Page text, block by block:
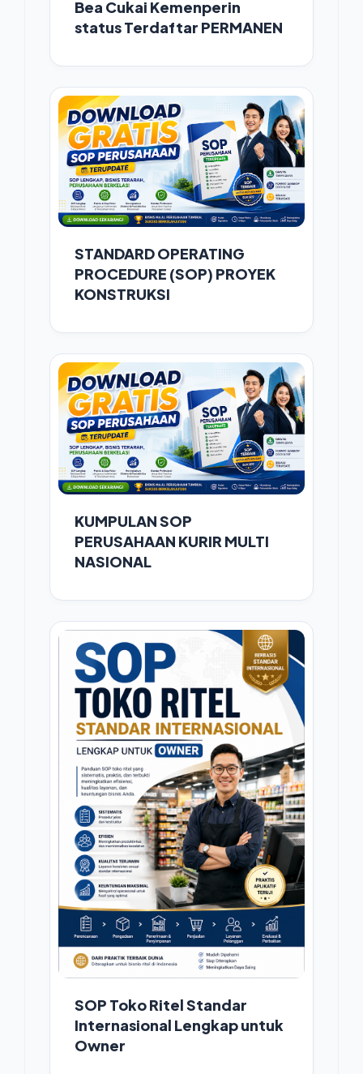
Bea Cukai Kemenperin
status Terdaftar PERMANEN
STANDARD OPERATING
PROCEDURE (SOP) PROYEK
KONSTRUKSI
KUMPULAN SOP
PERUSAHAAN KURIR MULTI
NASIONAL
SOP Toko Ritel Standar
Internasional Lengkap untuk
Owner